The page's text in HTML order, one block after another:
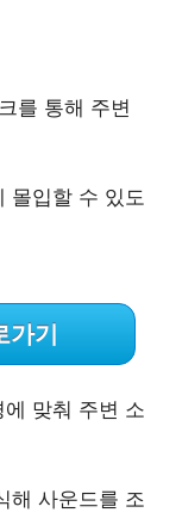
를 통해 주변
몰입할 수 있도
가기
맞춰 주변 소
해 사운드를 조